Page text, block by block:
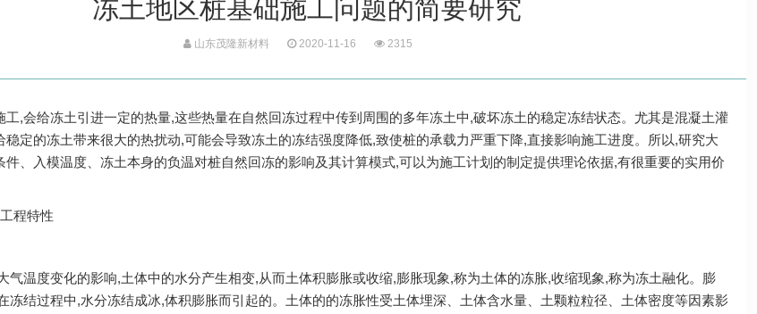
冻土地区桩基础施工问题的简要研究
山东茂隆新材料 2020-11-16 2315
工,会给冻土引进一定的热量,这些热量在自然回冻过程中传到周围的多年冻土中,破坏冻土的稳定冻结状态。尤其是混凝土灌
稳定的冻土带来很大的热扰动,可能会导致冻土的冻结强度降低,致使桩的承载力严重下降,直接影响施工进度。所以,研究大
件、入模温度、冻土本身的负温对桩自然回冻的影响及其计算模式,可以为施工计划的制定提供理论依据,有很重要的实用价
程特性
温度变化的影响,土体中的水分产生相变,从而土体积膨胀或收缩,膨胀现象,称为土体的冻胀,收缩现象,称为冻土融化。膨
冻结过程中,水分冻结成冰,体积膨胀而引起的。土体的的冻胀性受土体埋深、土体含水量、土颗粒粒径、土体密度等因素影